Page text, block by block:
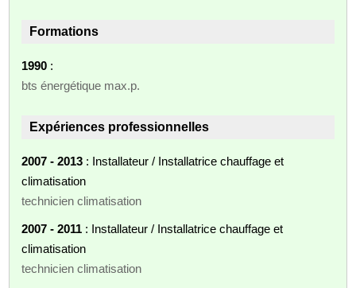
Formations
1990 :
bts énergétique max.p.
Expériences professionnelles
2007 - 2013 : Installateur / Installatrice chauffage et
climatisation
technicien climatisation
2007 - 2011 : Installateur / Installatrice chauffage et
climatisation
technicien climatisation